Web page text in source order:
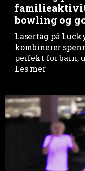
bowling og
Lasertag på
kombinerer
perfekt for barn,
Les mer